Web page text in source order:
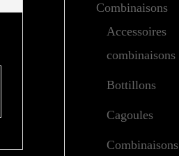
Combinaisons
Accessoires
combinaisons
Bottillons
Cagoules
Combinaisons